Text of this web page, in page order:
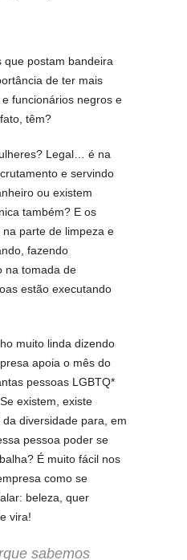
que postam bandeira
de ter mais
funcionários negros e
têm?
Legal… é na
e servindo
ou existem
também? E os
parte de limpeza e
fazendo
na tomada de
estão executando
muito linda dizendo
apoia o mês do
pessoas LGBTQ*
existem, existe
diversidade para, em
pessoa poder se
É muito fácil nos
como se
beleza, quer
vira!
sabemos